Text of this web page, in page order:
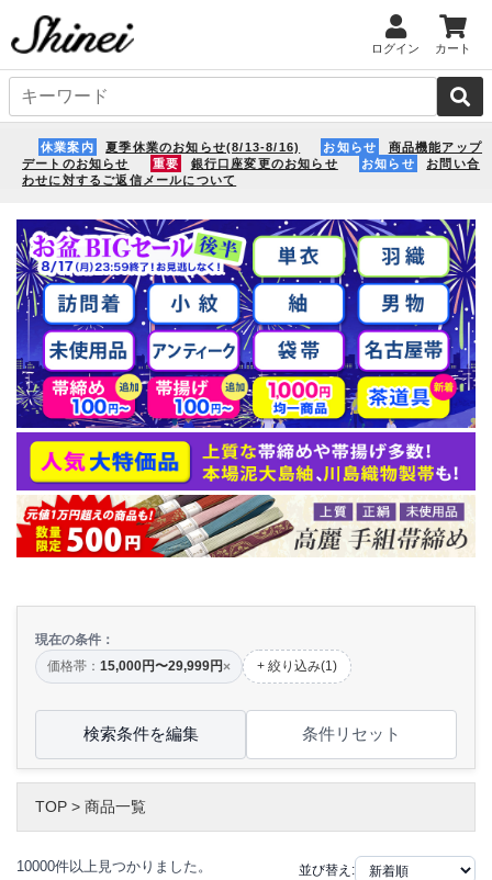
ログイン カート
休業案内 夏季休業のお知らせ(8/13-8/16) お知らせ
商品機能アップ
デートのお知らせ
重要 銀行口座変更のお知らせ お知らせ
お問い合
わせに対するご返信メールについて
現在の条件：
価格帯： 15,000円〜29,999円× + 絞り込み(1)
検索条件を編集 条件リセット
TOP > 商品一覧
10000件以上見つかりました。 並び替え: